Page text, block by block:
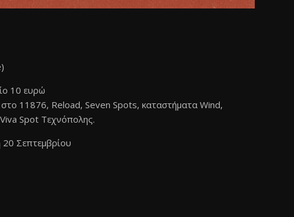
10 ευρώ
11876, Reload, Seven Spots, καταστήματα Wind,
Spot Τεχνόπολης.
Σεπτεμβρίου